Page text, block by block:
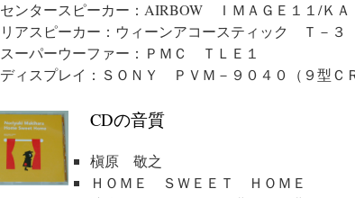
センタースピーカー：AIRBOW ＩＭＡＧＥ１１/ＫＡ
リアスピーカー：ウィーンアコースティック Ｔ－３
スーパーウーファー：ＰＭＣ ＴＬＥ１
ディスプレイ：ＳＯＮＹ ＰＶＭ－９０４０（９型Ｃ
CDの音質
槇原 敬之
ＨＯＭＥ ＳＷＥＥＴ ＨＯＭＥ